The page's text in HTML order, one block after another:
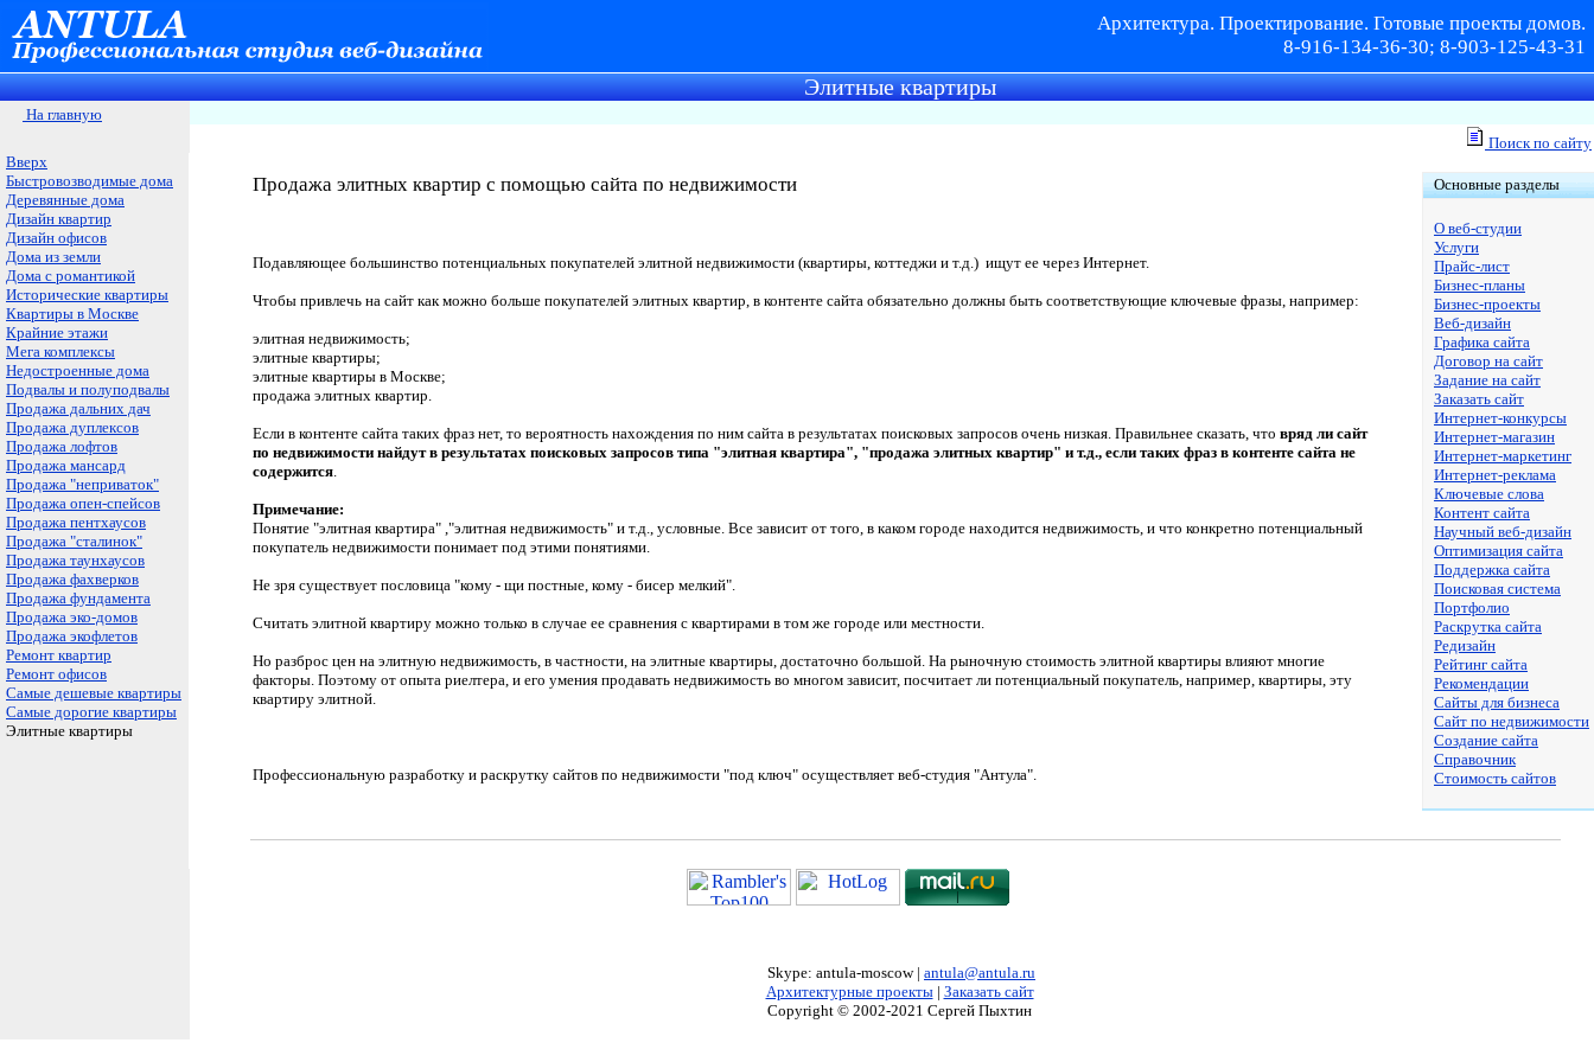
Архитектура. Проектирование. Готовые проекты домов.
8-916-134-36-30; 8-903-125-43-31
Элитные квартиры
На главную
Поиск по сайту
Вверх
Быстровозводимые дома
Деревянные дома
Дизайн квартир
Дизайн офисов
Дома из земли
Дома с романтикой
Исторические квартиры
Квартиры в Москве
Крайние этажи
Мега комплексы
Недостроенные дома
Подвалы и полуподвалы
Продажа дальних дач
Продажа дуплексов
Продажа лофтов
Продажа мансард
Продажа "неприваток"
Продажа опен-спейсов
Продажа пентхаусов
Продажа "сталинок"
Продажа таунхаусов
Продажа фахверков
Продажа фундамента
Продажа эко-домов
Продажа экофлетов
Ремонт квартир
Ремонт офисов
Самые дешевые квартиры
Самые дорогие квартиры
Элитные квартиры
Продажа элитных квартир с помощью сайта по недвижимости
Подавляющее большинство потенциальных покупателей элитной недвижимости (квартиры, коттеджи и т.д.) ищут ее через Интернет.
Чтобы привлечь на сайт как можно больше покупателей элитных квартир, в контенте сайта обязательно должны быть соответствующие ключевые фразы, например:
элитная недвижимость;
элитные квартиры;
элитные квартиры в Москве;
продажа элитных квартир.
Если в контенте сайта таких фраз нет, то вероятность нахождения по ним сайта в результатах поисковых запросов очень низкая. Правильнее сказать, что вряд ли сайт
по недвижимости найдут в результатах поисковых запросов типа "элитная квартира", "продажа элитных квартир" и т.д., если таких фраз в контенте сайта не
содержится.
Примечание:
Понятие "элитная квартира" ,"элитная недвижимость" и т.д., условные. Все зависит от того, в каком городе находится недвижимость, и что конкретно потенциальный
покупатель недвижимости понимает под этими понятиями.
Не зря существует пословица "кому - щи постные, кому - бисер мелкий".
Считать элитной квартиру можно только в случае ее сравнения с квартирами в том же городе или местности.
Но разброс цен на элитную недвижимость, в частности, на элитные квартиры, достаточно большой. На рыночную стоимость элитной квартиры влияют многие
факторы. Поэтому от опыта риелтера, и его умения продавать недвижимость во многом зависит, посчитает ли потенциальный покупатель, например, квартиры, эту
квартиру элитной.
Профессиональную разработку и раскрутку сайтов по недвижимости "под ключ" осуществляет веб-студия "Антула".
Основные разделы
О веб-студии
Услуги
Прайс-лист
Бизнес-планы
Бизнес-проекты
Веб-дизайн
Графика сайта
Договор на сайт
Задание на сайт
Заказать сайт
Интернет-конкурсы
Интернет-магазин
Интернет-маркетинг
Интернет-реклама
Ключевые слова
Контент сайта
Научный веб-дизайн
Оптимизация сайта
Поддержка сайта
Поисковая система
Портфолио
Раскрутка сайта
Редизайн
Рейтинг сайта
Рекомендации
Сайты для бизнеса
Сайт по недвижимости
Создание сайта
Справочник
Стоимость сайтов
Skype: antula-moscow | antula@antula.ru
Архитектурные проекты| Заказать сайт
Copyright © 2002-2021 Сергей Пыхтин